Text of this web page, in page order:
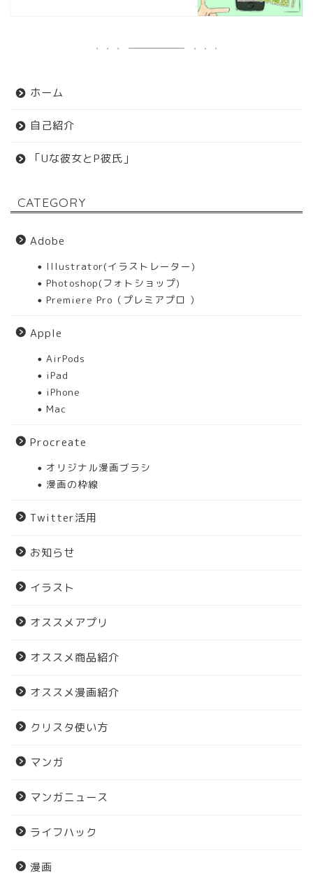
ホーム
自己紹介
「Uな彼女とP彼氏」
CATEGORY
Adobe
Illustrator(イラストレーター)
Photoshop(フォトショップ)
Premiere Pro（プレミアプロ ）
Apple
AirPods
iPad
iPhone
Mac
Procreate
オリジナル漫画ブラシ
漫画の枠線
Twitter活用
お知らせ
イラスト
オススメアプリ
オススメ商品紹介
オススメ漫画紹介
クリスタ使い方
マンガ
マンガニュース
ライフハック
漫画